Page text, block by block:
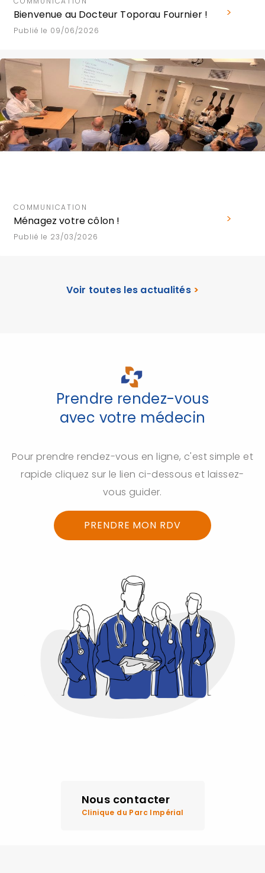
Bienvenue au Docteur Toporau Fournier !
Publié le 09/06/2026
COMMUNICATION
Ménagez votre côlon !
Publié le 23/03/2026
Voir toutes les actualités >
Prendre rendez-vous
avec votre médecin
Pour prendre rendez-vous en ligne, c'est simple et
rapide cliquez sur le lien ci-dessous et laissez-
vous guider.
PRENDRE MON RDV
Nous contacter
Clinique du Parc Impérial